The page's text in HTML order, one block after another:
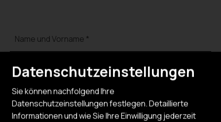
Datenschutzeinstellungen
Sie können nachfolgend Ihre
Datenschutzeinstellungen festlegen.Detaillierte
Informationen und wie Sie Ihre Einwilligung jederzeit